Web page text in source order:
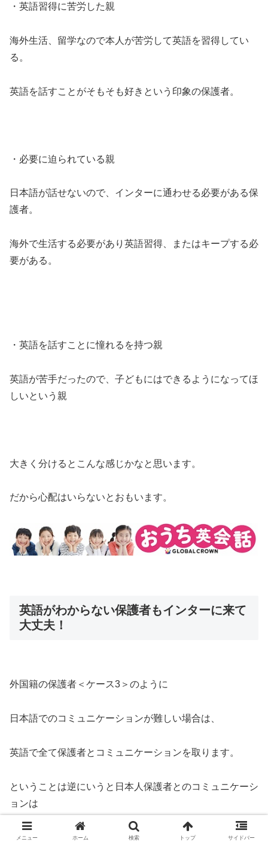
・英語習得に苦労した親
海外生活、留学なので本人が苦労して英語を習得してい
る。
英語を話すことがそもそも好きという印象の保護者。
・必要に迫られている親
日本語が話せないので、インターに通わせる必要がある保
護者。
海外で生活する必要があり英語習得、またはキープする必
要がある。
・英語を話すことに憧れるを持つ親
英語が苦手だったので、子どもにはできるようになってほ
しいという親
大きく分けるとこんな感じかなと思います。
だから心配はいらないとおもいます。
英語がわからない保護者もインターに来て
大丈夫！
外国籍の保護者＜ケース3＞のように
日本語でのコミュニケーションが難しい場合は、
英語で全て保護者とコミュニケーションを取ります。
ということは逆にいうと日本人保護者とのコミュニケーシ
ョンは
日本語でも構わないのです。
メニュー ホーム 検索 トップ サイドバー